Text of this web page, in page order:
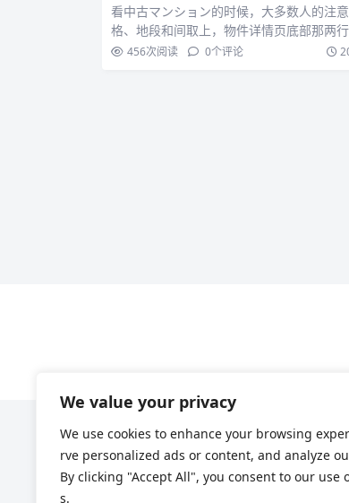
We value your privacy
We use cookies to enhance your browsing
rve personalized ads or content, and analyze
By clicking "Accept All", you consent to our use
s.
看中古マンション的时候，大多数人的注
格、地段和间取上，物件详情页底部那两
理費和修繕積立…
456次阅读 0个评论